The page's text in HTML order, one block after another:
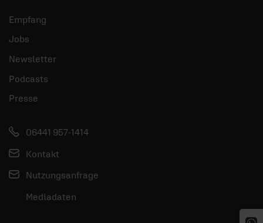
Empfang
Jobs
Newsletter
Podcasts
Presse
06441 957-1414
Kontakt
Nutzungsanfrage
Mediadaten